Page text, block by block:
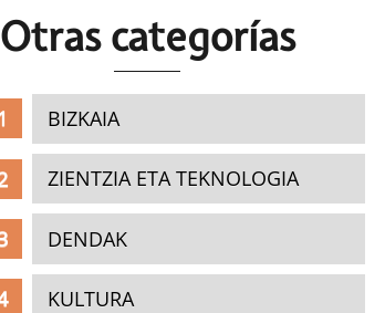
Otras categorías
BIZKAIA
ZIENTZIA ETA TEKNOLOGIA
DENDAK
KULTURA